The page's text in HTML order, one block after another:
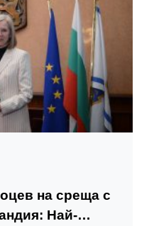
на среща с
Най-